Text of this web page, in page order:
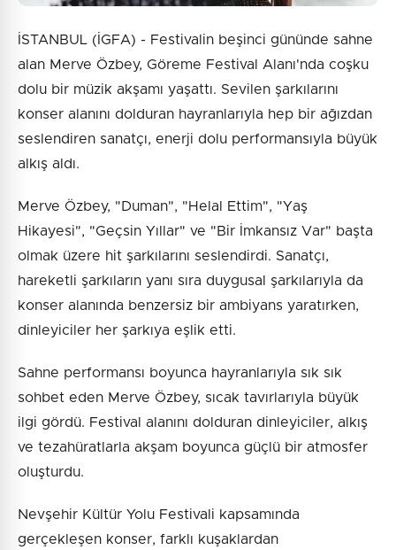
İSTANBUL (İGFA) - Festivalin beşinci gününde sahne
alan Merve Özbey, Göreme Festival Alanı'nda coşku
dolu bir müzik akşamı yaşattı. Sevilen şarkılarını
konser alanını dolduran hayranlarıyla hep bir ağızdan
seslendiren sanatçı, enerji dolu performansıyla büyük
alkış aldı.
Merve Özbey, "Duman", "Helal Ettim", "Yaş
Hikayesi", "Geçsin Yıllar" ve "Bir İmkansız Var" başta
olmak üzere hit şarkılarını seslendirdi. Sanatçı,
hareketli şarkıların yanı sıra duygusal şarkılarıyla da
konser alanında benzersiz bir ambiyans yaratırken,
dinleyiciler her şarkıya eşlik etti.
Sahne performansı boyunca hayranlarıyla sık sık
sohbet eden Merve Özbey, sıcak tavırlarıyla büyük
ilgi gördü. Festival alanını dolduran dinleyiciler, alkış
ve tezahüratlarla akşam boyunca güçlü bir atmosfer
oluşturdu.
Nevşehir Kültür Yolu Festivali kapsamında
gerçekleşen konser, farklı kuşaklardan